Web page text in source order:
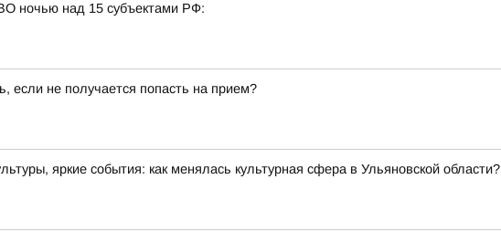
ночью над 15 субъектами РФ:
если не получается попасть на прием?
яркие события: как менялась культурная сфера в Ульяновской области?